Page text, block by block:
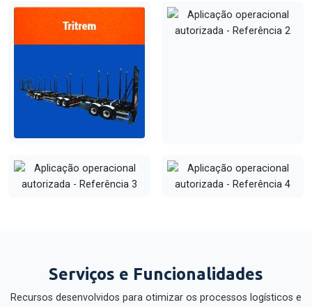
Serviços e Funcionalidades
Recursos desenvolvidos para otimizar os processos logísticos e